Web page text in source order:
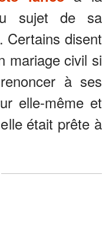
sujet de sa
Certains disent
mariage civil si
à ses
elle-même et
était prête à